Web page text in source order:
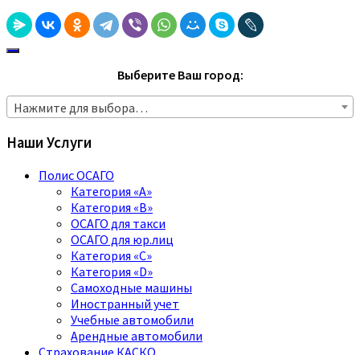
Выберите Ваш город:
Нажмите для выбора…
Наши Услуги
Полис ОСАГО
Категория «A»
Категория «B»
ОСАГО для такси
ОСАГО для юр.лиц
Категория «C»
Категория «D»
Самоходные машины
Иностранный учет
Учебные автомобили
Арендные автомобили
Страхование КАСКО